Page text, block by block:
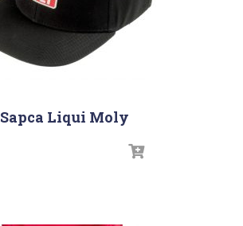
Sapca Liqui Moly